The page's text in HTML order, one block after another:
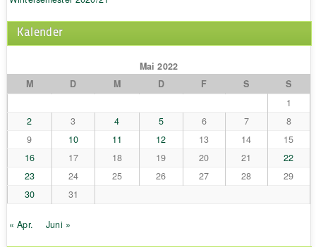
Kalender
Mai 2022
M
D M D F S
S
1
2
3 4 5 6 7
8
9
10 11 12 13 14
15
16
17 18 19 20 21
22
23
24 25 26 27 28
29
30
31
« Apr. Juni »